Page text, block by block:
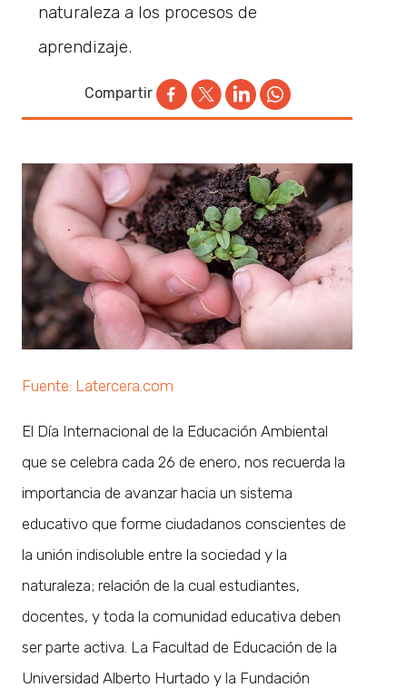
naturaleza a los procesos de
aprendizaje.
Compartir
Fuente: Latercera.com
El Día Internacional de la Educación Ambiental
que se celebra cada 26 de enero, nos recuerda la
importancia de avanzar hacia un sistema
educativo que forme ciudadanos conscientes de
la unión indisoluble entre la sociedad y la
naturaleza; relación de la cual estudiantes,
docentes, y toda la comunidad educativa deben
ser parte activa. La Facultad de Educación de la
Universidad Alberto Hurtado y la Fundación